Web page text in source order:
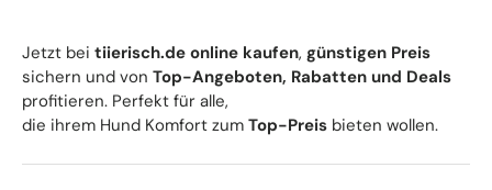
Jetzt bei tiierisch.de online kaufen, günstigen Preis
sichern und von Top-Angeboten, Rabatten und Deals
profitieren. Perfekt für alle,
die ihrem Hund Komfort zum Top-Preis bieten wollen.